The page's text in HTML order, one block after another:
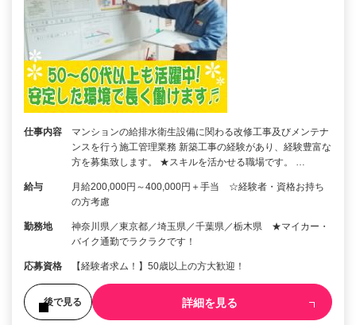
仕事内容
マンションの給排水衛生設備に関わる改修工事及びメンテナ
ンスを行う施工管理業務 新築工事の経験があり、経験豊富な
方を募集致します。 ★スキルを活かせる職場です。 …
給与
月給200,000円～400,000円＋手当 ☆経験者・資格お持ち
の方考慮
勤務地
神奈川県／東京都／埼玉県／千葉県／栃木県 ★マイカー・
バイク通勤でラクラクです！
応募資格 【経験者求ム！】50歳以上の方大歓迎！
後で見る 詳細を見る